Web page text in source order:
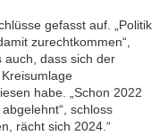
gefasst auf. „Politik
zurechtkommen“,
auch, dass sich der
habe. „Schon 2022
schloss
rächt sich 2024.“